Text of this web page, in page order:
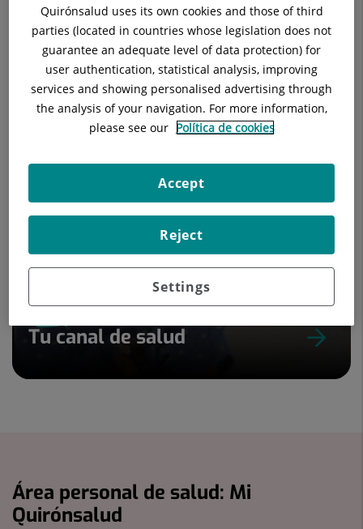
Nuestros blogs
Tu canal de salud
Área personal de salud: Mi
Quirónsalud
Quirónsalud uses its own cookies and those of third
parties (located in countries whose legislation does not
guarantee an adequate level of data protection) for
user authentication, statistical analysis, improving
services and showing personalised advertising through
the analysis of your navigation. For more information,
please see our Política de cookies
Settings
Reject
Accept